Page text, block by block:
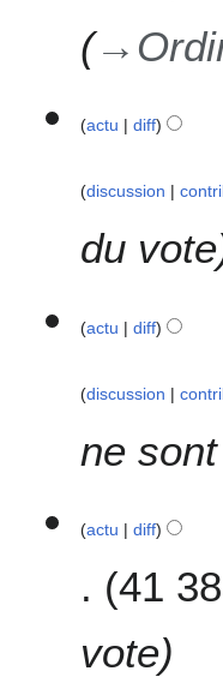
→
actu diff
discussion
du vote
9
0
actu diff
discussion
ne
actu diff
41
vote